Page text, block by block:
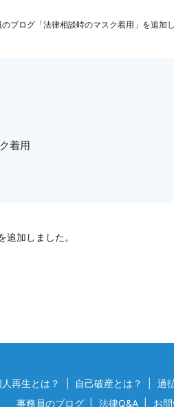
ブログ「法律相談時のマスク着用」を追加し
着用
加しました。
人再生とは？ 自己破産とは？ 過
事務員のブログ
法律Q&A お